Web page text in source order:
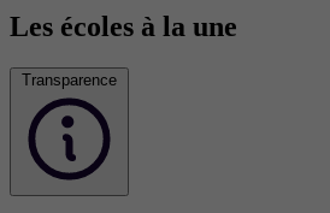
Les écoles à la une
Transparence